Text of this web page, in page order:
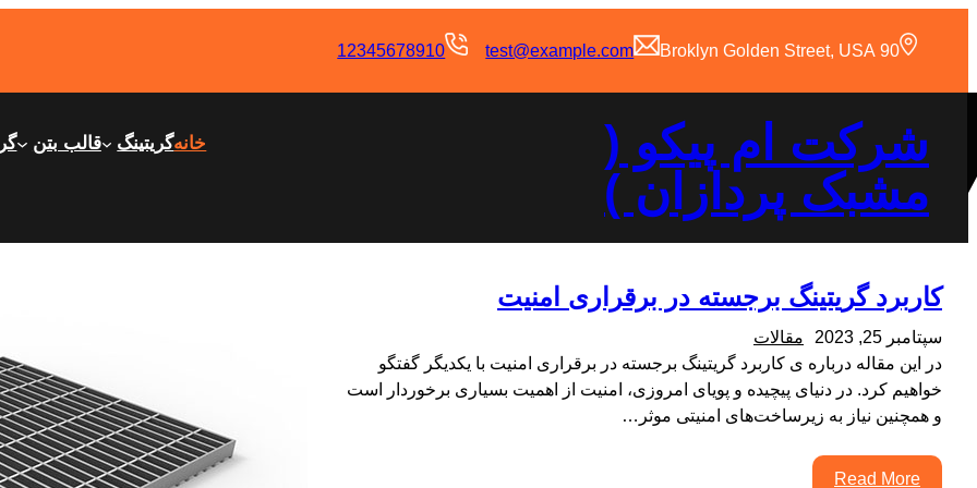
90 Broklyn Golden Street, USA
test@example.com
12345678910
شرکت ام پیکو (
مشبک پردازان )
خانهگریتینگ قالب بتن
کاربرد گریتینگ‌ برجسته در برقراری امنیت
سپتامبر 25, 2023
مقالات
در این مقاله درباره ی کاربرد گریتینگ‌ برجسته در برقراری امنیت با یکدیگر گفتگو
خواهیم کرد. در دنیای پیچیده و پویای امروزی، امنیت از اهمیت بسیاری برخوردار است
و همچنین نیاز به زیرساخت‌های امنیتی موثر…
Read More